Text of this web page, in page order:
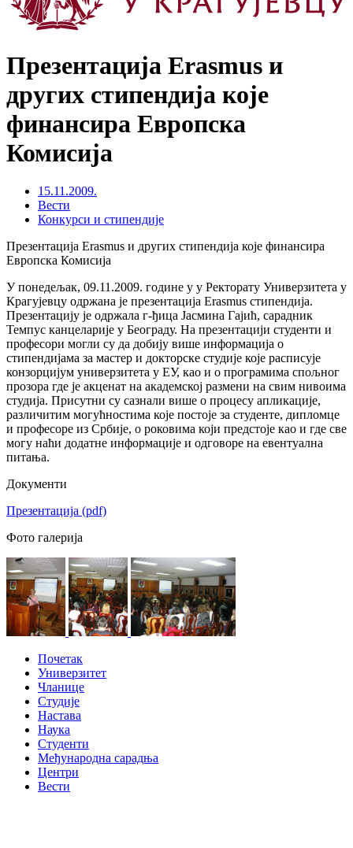
Презентација Erasmus и
других стипендија које
финансира Европска
Комисија
15.11.2009.
Вести
Конкурси и стипендије
Презентација Erasmus и других стипендија које финансира
Европска Комисија
У понедељак, 09.11.2009. године у у Ректорату Универзитета у
Крагујевцу одржана је презентација Erasmus стипендија.
Презентацију је одржала г-ђица Јасмина Гајић, сарадник
Темпус канцеларије у Београду. На презентацији студенти и
професори могли су да добију више информација о
стипендијама за мастер и докторске студије које расписује
конзорцијум универзитета у ЕУ, као и о програмима спољног
прозора где је акценат на академској размени на свим нивоима
студија. Присутни су сазнали више о процесу апликације,
различитим могућностима које постоје за студенте, дипломце
и професоре из Србије, о роковима који предстоје као и где све
могу наћи додатне информације и одговоре на евентуална
питања.
Документи
Презентација (pdf)
Фото галерија
Почетак
Универзитет
Чланице
Студије
Настава
Наука
Студенти
Међународна сарадња
Центри
Вести